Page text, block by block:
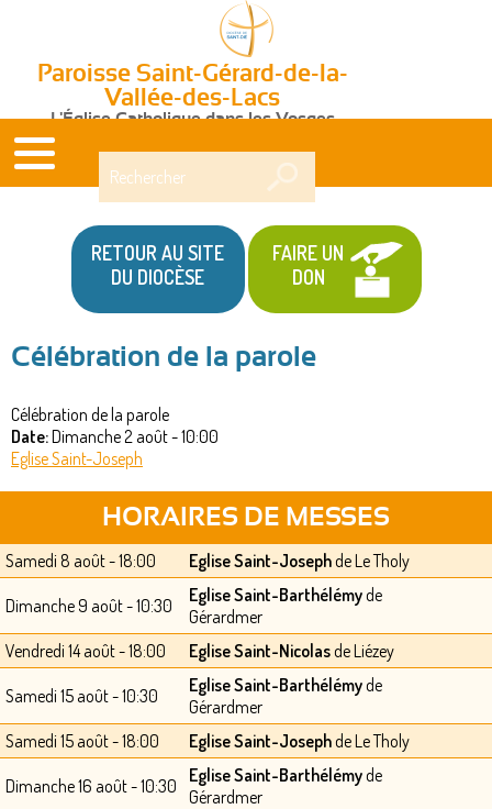
Paroisse Saint-Gérard-de-la-
Vallée-des-Lacs
L'Église Catholique dans les Vosges
RETOUR AU SITE
DU DIOCÈSE
FAIRE UN
DON
êtes
ici
Célébration de la parole
Célébration de la parole
Date:Dimanche 2 août - 10:00
Eglise Saint-Joseph
HORAIRES DE MESSES
Samedi 8 août - 18:00 Eglise Saint-Josephde Le Tholy
Dimanche 9 août - 10:30 Eglise Saint-Barthélémyde
Gérardmer
Vendredi 14 août - 18:00
Eglise Saint-Nicolasde Liézey
Samedi 15 août - 10:30 Eglise Saint-Barthélémyde
Gérardmer
Samedi 15 août - 18:00
Eglise Saint-Josephde Le Tholy
Dimanche 16 août - 10:30 Eglise Saint-Barthélémyde
Gérardmer